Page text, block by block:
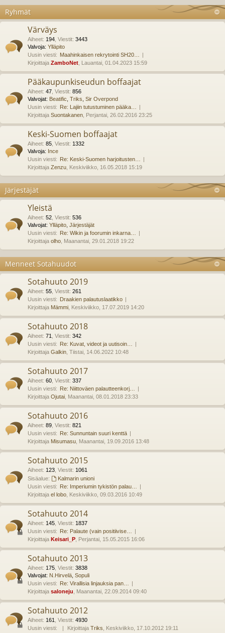
Ryhmät
Värväys
Aiheet: 194 Viestit: 3443
Valvoja: Ylläpito
Uusin viesti: Maahinkaisen rekrytointi SH20…
Kirjoittaja ZamboNet , Lauantai, 01.04.2023 15:59
Pääkaupunkiseudun boffaajat
Aiheet: 47 Viestit: 856
Valvojat: Beatific Triks Sir Overpond
Uusin viesti: Re: Lajiin tutustuminen pääka…
Kirjoittaja Suontakanen , Perjantai, 26.02.2016 23:25
Keski-Suomen boffaajat
Aiheet: 85 Viestit: 1332
Valvoja: Ince
Uusin viesti: Re: Keski-Suomen harjoitusten…
Kirjoittaja Zenzu , Keskiviikko, 16.05.2018 15:19
Järjestäjät
Yleistä
Aiheet: 52 Viestit: 536
Valvojat: Ylläpito Järjestäjät
Uusin viesti: Re: Wikin ja foorumin inkarna…
Kirjoittaja olho , Maanantai, 29.01.2018 19:22
Menneet Sotahuudot
Sotahuuto 2019
Aiheet: 55 Viestit: 261
Uusin viesti: Draakien palautuslaatikko
Kirjoittaja Mämmi , Keskiviikko, 17.07.2019 14:20
Sotahuuto 2018
Aiheet: 71 Viestit: 342
Uusin viesti: Re: Kuvat, videot ja uutisoin…
Kirjoittaja Galkin , Tiistai, 14.06.2022 10:48
Sotahuuto 2017
Aiheet: 60 Viestit: 337
Uusin viesti: Re: Niittoväen palautteenkorj…
Kirjoittaja Ojutai , Maanantai, 08.01.2018 23:33
Sotahuuto 2016
Aiheet: 89 Viestit: 821
Uusin viesti: Re: Sunnuntain suuri kenttä
Kirjoittaja Misumasu , Maanantai, 19.09.2016 13:48
Sotahuuto 2015
Aiheet: 123 Viestit: 1061
Sisäalue:
Kalmarin unioni
Uusin viesti: Re: Imperiumin tykistön palau…
Kirjoittaja el lobo , Keskiviikko, 09.03.2016 10:49
Sotahuuto 2014
Aiheet: 145 Viestit: 1837
Uusin viesti: Re: Palaute (vain positiivise…
Kirjoittaja Keisari_P , Perjantai, 15.05.2015 16:06
Sotahuuto 2013
Aiheet: 175 Viestit: 3838
Valvojat: N.Hirvelä Sopuli
Uusin viesti: Re: Virallisia linjauksia pan…
Kirjoittaja saloneju , Maanantai, 22.09.2014 09:40
Sotahuuto 2012
Aiheet: 161 Viestit: 4930
Uusin viesti:
Kirjoittaja Triks , Keskiviikko, 17.10.2012 19:11